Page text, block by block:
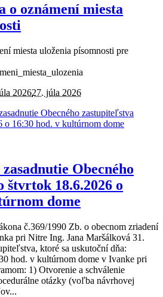
o oznámení miesta
miesta uloženia písomnosti pre
202627. júla 2026
Obecného
štvrtok 18.6.2026 o
dome
č.369/1990 Zb. o obecnom zriadení
pri Nitre Ing. Jana Maršálková 31.
ktoré sa uskutoční dňa:
hod. v kultúrnom dome v Ivanke pri
1) Otvorenie a schválenie
otázky (voľba návrhovej